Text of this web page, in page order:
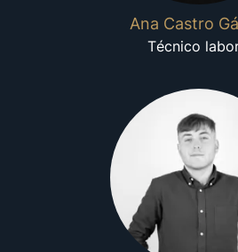
Ana Castro
Técnico